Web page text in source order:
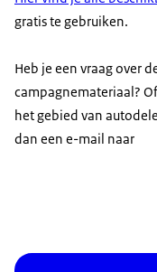
gratis te gebruiken.
Heb je een vraag over
campagnemateriaal?
het gebied van
dan een e-mail naar